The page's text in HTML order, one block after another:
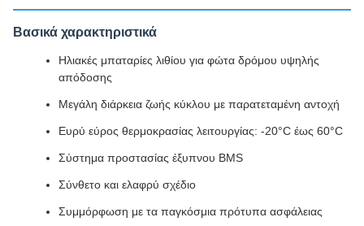
Βασικά χαρακτηριστικά
Ηλιακές μπαταρίες λιθίου για φώτα δρόμου υψηλής
απόδοσης
Μεγάλη διάρκεια ζωής κύκλου με παρατεταμένη αντοχή
Ευρύ εύρος θερμοκρασίας λειτουργίας: -20°C έως 60°C
Σύστημα προστασίας έξυπνου BMS
Σύνθετο και ελαφρύ σχέδιο
Συμμόρφωση με τα παγκόσμια πρότυπα ασφάλειας